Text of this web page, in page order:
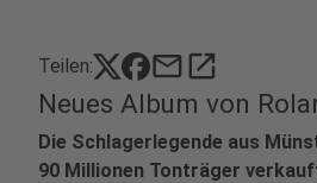
Teilen: mailopen_in_new
Neues Album von
Die Schlagerlegende aus
90 Millionen Tonträger